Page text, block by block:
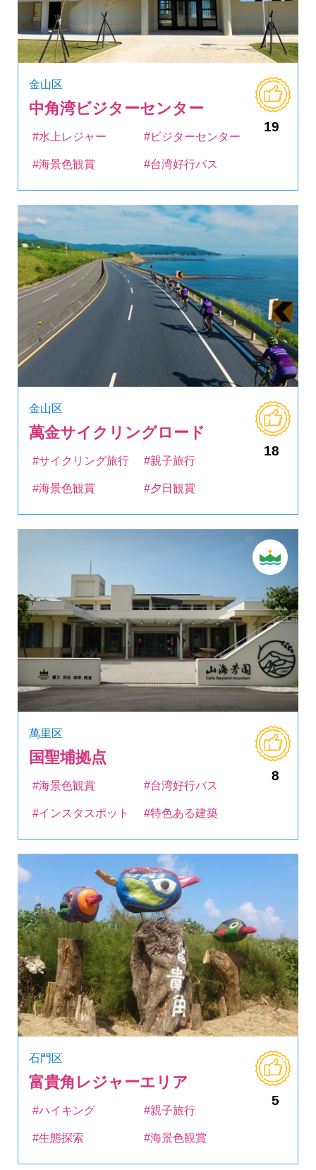
金山区
中角湾ビジターセンター
19
#水上レジャー #ビジターセンター
#海景色観賞 #台湾好行バス
金山区
萬金サイクリングロード
18
#サイクリング旅行 #親子旅行
#海景色観賞 #夕日観賞
萬里区
国聖埔拠点
8
#海景色観賞 #台湾好行バス
#インスタスポット #特色ある建築
石門区
富貴角レジャーエリア
5
#ハイキング #親子旅行
#生態探索 #海景色観賞